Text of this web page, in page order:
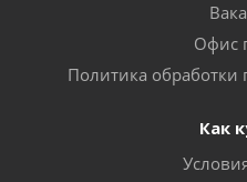
Офис
Политика
Как